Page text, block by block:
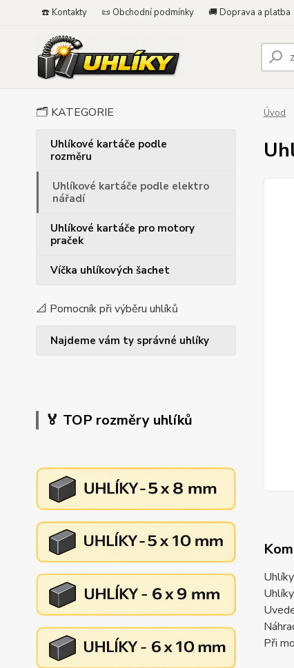
☎️ Kontakty 📜 Obchodní podmínky 🚚 Doprava a platba
🗂️ KATEGORIE
Uhlíkové kartáče podle
rozměru
Uhlíkové kartáče podle elektro
nářadí
Uhlíkové kartáče pro motory
praček
Víčka uhlíkových šachet
📐 Pomocník při výběru uhlíků
Najdeme vám ty správné uhlíky
🏅 TOP rozměry uhlíků
Úvod
Při